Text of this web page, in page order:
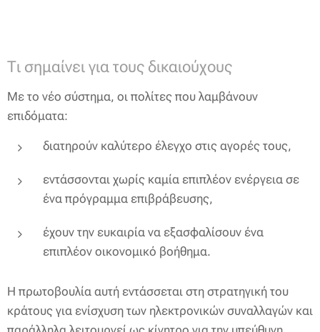
Τι σημαίνει για τους δικαιούχους
Με το νέο σύστημα, οι πολίτες που λαμβάνουν
επιδόματα:
διατηρούν καλύτερο έλεγχο στις αγορές τους,
εντάσσονται χωρίς καμία επιπλέον ενέργεια σε
ένα πρόγραμμα επιβράβευσης,
έχουν την ευκαιρία να εξασφαλίσουν ένα
επιπλέον οικονομικό βοήθημα.
Η πρωτοβουλία αυτή εντάσσεται στη στρατηγική του
κράτους για ενίσχυση των ηλεκτρονικών συναλλαγών και